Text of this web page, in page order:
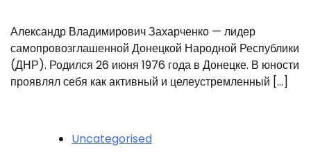
Александр Владимирович Захарченко — лидер
самопровозглашенной Донецкой Народной Республики
(ДНР). Родился 26 июня 1976 года в Донецке. В юности
проявлял себя как активный и целеустремленный […]
Uncategorised